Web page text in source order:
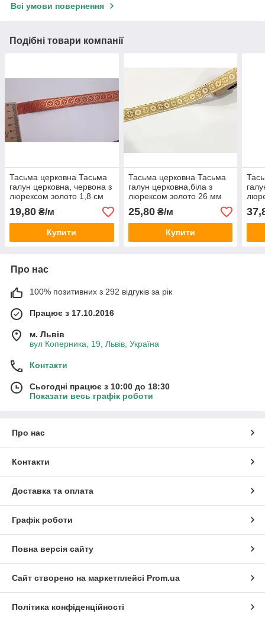
Всі умови повернення
Подібні товари компанії
Тасьма церковна Тасьма
галун церковна, червона з
люрексом золото 1,8 см
"Дрібні хрестики"
19,80 ₴/м
Купити
Тасьма церковна Тасьма
галун церковна,біла з
люрексом золото 26 мм
"Дрібні хрестики"
25,80₴/м
Купити
Про нас
100% позитивних з 292 відгуків за рік
Працює з 17.10.2016
м. Львів
вул Коперника, 19, Львів, Україна
Контакти
Сьогодні працює з 10:00 до 18:30
Показати весь графік роботи
Про нас
Контакти
Доставка та оплата
Графік роботи
Повна версія сайту
Сайт створено на маркетплейсі Prom.ua
Політика конфіденційності